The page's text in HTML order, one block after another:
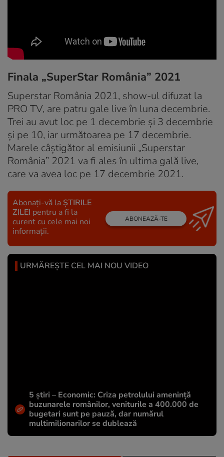
Finala „SuperStar România” 2021
Superstar România 2021, show-ul difuzat la
PRO TV, are patru gale live în luna decembrie.
Trei au avut loc pe 1 decembrie și 3 decembrie
și pe 10, iar următoarea pe 17 decembrie.
Marele câștigător al emisiunii „Superstar
România” 2021 va fi ales în ultima gală live,
care va avea loc pe 17 decembrie 2021.
Abonați-vă la ȘTIRILE
ZILEI pentru a fi la
curent cu cele mai noi
informații.
ABONEAZĂ-TE
URMĂREȘTE CEL MAI NOU VIDEO
5 știri – Economic: Criza petrolului amenință
buzunarele românilor, veniturile a 400.000 de
bugetari sunt pe pauză, dar numărul
multimilionarilor se dublează